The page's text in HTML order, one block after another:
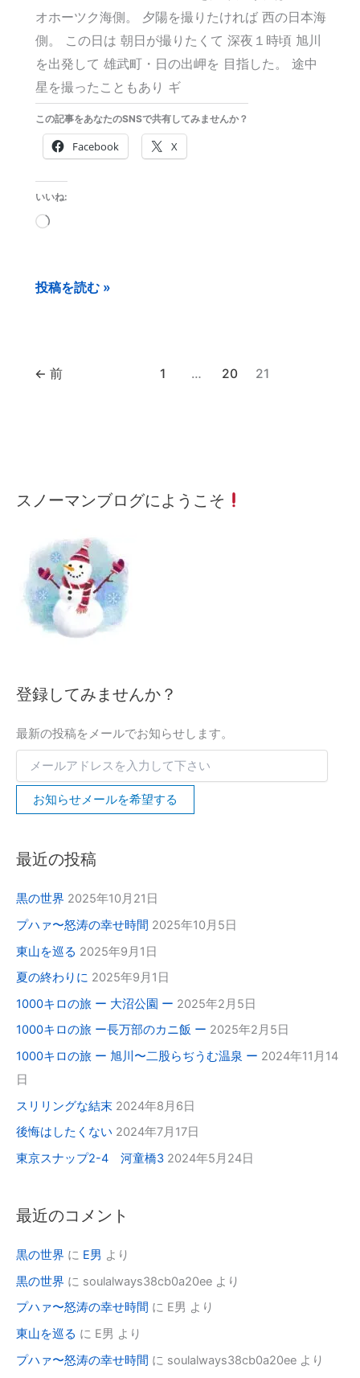
オホーツク海側。 夕陽を撮りたければ 西の日本海
側。 この日は 朝日が撮りたくて 深夜１時頃 旭川
を出発して 雄武町・日の出岬を 目指した。 途中
星を撮ったこともあり ギ
この記事をあなたのSNSで共有してみませんか？
Facebook X
いいね:
読
み
ー
ツ
ク
投稿を読む »
← 前 1 … 20 21
スノーマンブログにようこそ
登録してみませんか？
最新の投稿をメールでお知らせします。
メ
ー
を
下
さ
お知らせメールを希望する
最近の投稿
黒の世界 2025年10月21日
プハァ〜怒涛の幸せ時間 2025年10月5日
東山を巡る 2025年9月1日
夏の終わりに 2025年9月1日
1000キロの旅 ー 大沼公園 ー 2025年2月5日
1000キロの旅 ー長万部のカニ飯 ー 2025年2月5日
1000キロの旅 ー 旭川〜二股らぢうむ温泉 ー 2024年11月14
日
スリリングな結末 2024年8月6日
後悔はしたくない 2024年7月17日
東京スナップ2-4 河童橋3 2024年5月24日
最近のコメント
黒の世界 に E男 より
黒の世界 に soulalways38cb0a20ee より
プハァ〜怒涛の幸せ時間 に E男 より
東山を巡る に E男 より
プハァ〜怒涛の幸せ時間 に soulalways38cb0a20ee より
月
間
カ
テ